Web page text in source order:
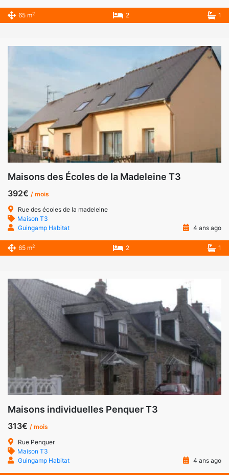
65 m2 2 1
Maisons des Écoles de la Madeleine T3
392€ / mois
Rue des écoles de la madeleine
Maison T3
Guingamp Habitat
4 ans ago
65 m2 2 1
Maisons individuelles Penquer T3
313€ / mois
Rue Penquer
Maison T3
Guingamp Habitat
4 ans ago